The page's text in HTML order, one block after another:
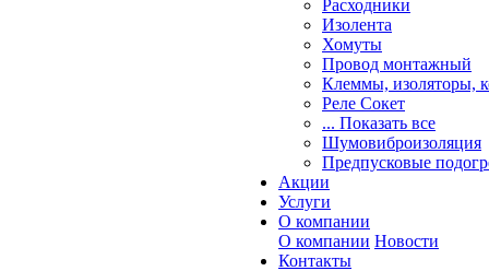
Расходники
Изолента
Хомуты
Провод монтажный
Клеммы, изоляторы,
Реле Сокет
... Показать все
Шумовиброизоляция
Предпусковые
Акции
Услуги
О компании
О компании Новости
Контакты